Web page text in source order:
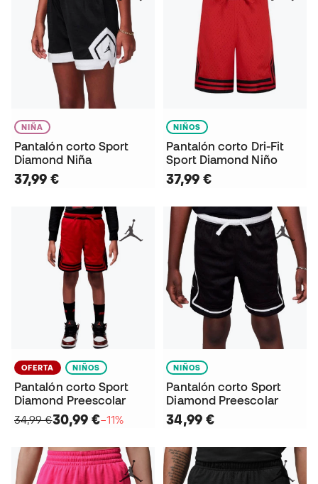
NIÑA
Pantalón corto Sport
Diamond Niña
37,99 €
NIÑOS
Pantalón corto Dri-Fit
Sport Diamond Niño
37,99 €
OFERTA NIÑOS
Pantalón corto Sport
Diamond Preescolar
34,99 €30,99 €−11%
NIÑOS
Pantalón corto Sport
Diamond Preescolar
34,99 €